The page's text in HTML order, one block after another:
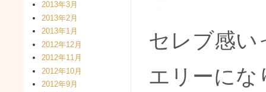
セレブ感い
エリーにな
2013年3月
2013年2月
2013年1月
2012年12月
2012年11月
2012年10月
2012年9月